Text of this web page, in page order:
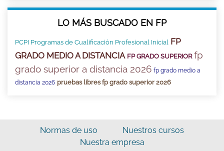
LO MÁS BUSCADO EN FP
PCPI Programas de Cualificación Profesional Inicial FP
GRADO MEDIO A DISTANCIA FP GRADO SUPERIOR fp
grado superior a distancia 2026 fp grado medio a
distancia 2026 pruebas libres fp grado superior 2026
Normas de uso
Nuestros cursos
Nuestra empresa